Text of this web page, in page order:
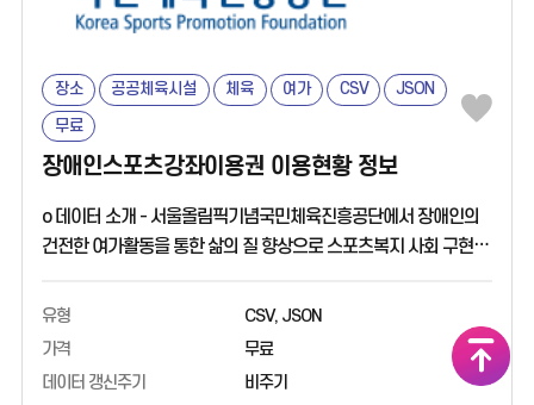
장소 공공체육시설 체육 여가 CSV JSON
무료
장애인스포츠강좌이용권 이용현황 정보
o 데이터 소개 - 서울올림픽기념국민체육진흥공단에서 장애인의
건전한 여가활동을 통한 삶의 질 향상으로 스포츠복지 사회 구현을
강좌의 이용현황 정보를 제공하는 데이터입니다.
스포츠강좌이용권으로 이용가능한 강좌의 현황(시설명, 주소,
강좌가격)을 조회할 수 있습니다. o 활용분야 - 스포츠강좌이용권
유형
CSV, JSON
가격
무료
데이터 갱신주기
비주기